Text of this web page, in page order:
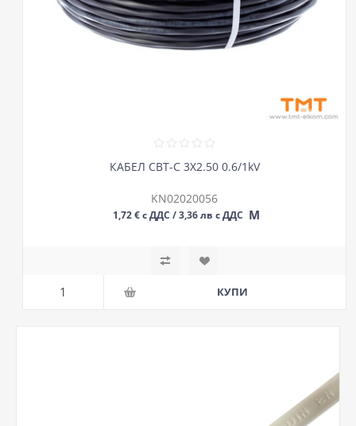
КАБЕЛ СВТ-С 3Х2.50 0.6/1kV
KN02020056
1,72 € с ДДС / 3,36 лв с ДДС М